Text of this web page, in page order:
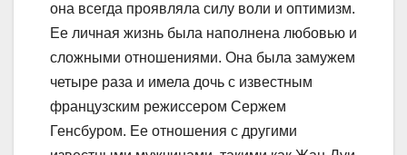
она всегда проявляла силу воли и оптимизм.
Ее личная жизнь была наполнена любовью и
сложными отношениями. Она была замужем
четыре раза и имела дочь с известным
французским режиссером Сержем
Генсбуром. Ее отношения с другими